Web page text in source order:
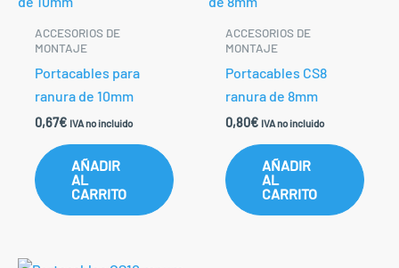
ACCESORIOS DE
MONTAJE
Portacables para
ranura de 10mm
0,67€ IVA no incluido
AÑADIR
AL
CARRITO
ACCESORIOS DE
MONTAJE
Portacables CS8
ranura de 8mm
0,80€ IVA no incluido
AÑADIR
AL
CARRITO